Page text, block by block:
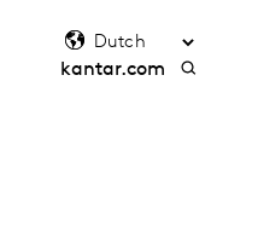
kantar.com